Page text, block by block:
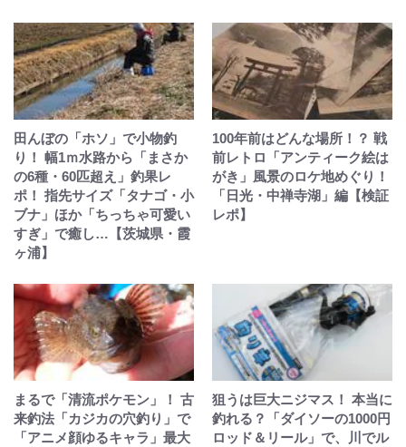
田んぼの「ホソ」で小物釣
り！ 幅1ｍ水路から「まさか
の6種・60匹超え」釣果レ
ポ！ 指先サイズ「タナゴ・小
ブナ」ほか「ちっちゃ可愛い
すぎ」で癒し…【茨城県・霞
ヶ浦】
100年前はどんな場所！？ 戦
前レトロ「アンティーク絵は
がき」風景のロケ地めぐり！
「日光・中禅寺湖」編【検証
レポ】
まるで「清流ポケモン」！ 古
来釣法「カジカの穴釣り」で
「アニメ顔ゆるキャラ」最大
狙うは巨大ニジマス！ 本当に
釣れる？「ダイソーの1000円
ロッド＆リール」で、川でル